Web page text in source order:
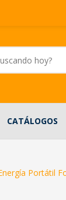
CATÁLOGOS
Portátil